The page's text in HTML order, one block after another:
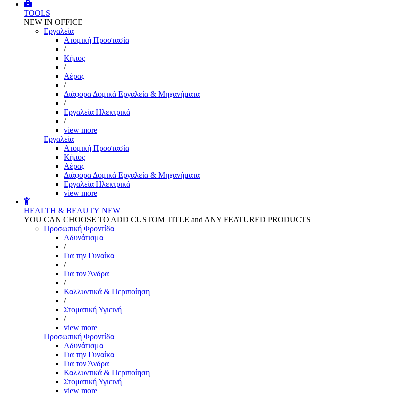
TOOLS
NEW IN OFFICE
Εργαλεία
Aτομική Προστασία
/
Kήπος
/
Αέρας
/
Διάφορα Δομικά Εργαλεία & Μηχανήματα
/
Εργαλεία Ηλεκτρικά
/
view more
Εργαλεία
Aτομική Προστασία
Kήπος
Αέρας
Διάφορα Δομικά Εργαλεία & Μηχανήματα
Εργαλεία Ηλεκτρικά
view more
HEALTH & BEAUTY NEW
YOU CAN CHOOSE TO ADD CUSTOM TITLE and ANY FEATURED PRODUCTS
Προσωπική Φροντίδα
Αδυνάτισμα
/
Για την Γυναίκα
/
Για τον Άνδρα
/
Καλλυντικά & Περιποίηση
/
Στοματική Υγιεινή
/
view more
Προσωπική Φροντίδα
Αδυνάτισμα
Για την Γυναίκα
Για τον Άνδρα
Καλλυντικά & Περιποίηση
Στοματική Υγιεινή
view more